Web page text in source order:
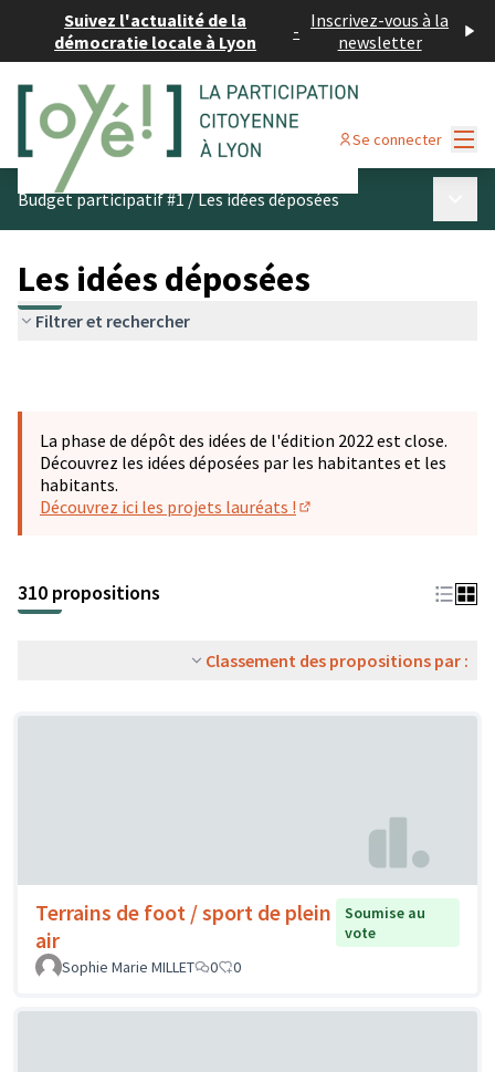
Suivez l'actualité de la
démocratie locale à Lyon
- Inscrivez-vous à la
newsletter
Se connecter
Budget participatif #1/Les idées déposées
Les idées déposées
Filtrer et rechercher
La phase de dépôt des idées de l'édition 2022 est close.
Découvrez les idées déposées par les habitantes et les
habitants.
Découvrez ici les projets lauréats !
310 propositions
Classement des propositions par :
Terrains de foot / sport de plein
air
Soumise au
vote
Sophie Marie MILLET
0 0